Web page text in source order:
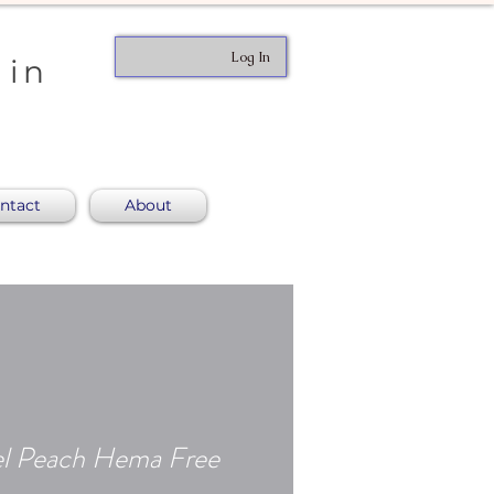
in
Log In
About
Peach Hema Free